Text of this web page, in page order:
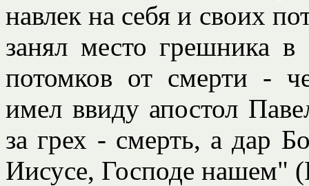
навлек на себя и своих
занял место грешника
потомков от смерти -
имел ввиду апостол
за грех - смерть, а дар
Иисусе, Господе нашем"